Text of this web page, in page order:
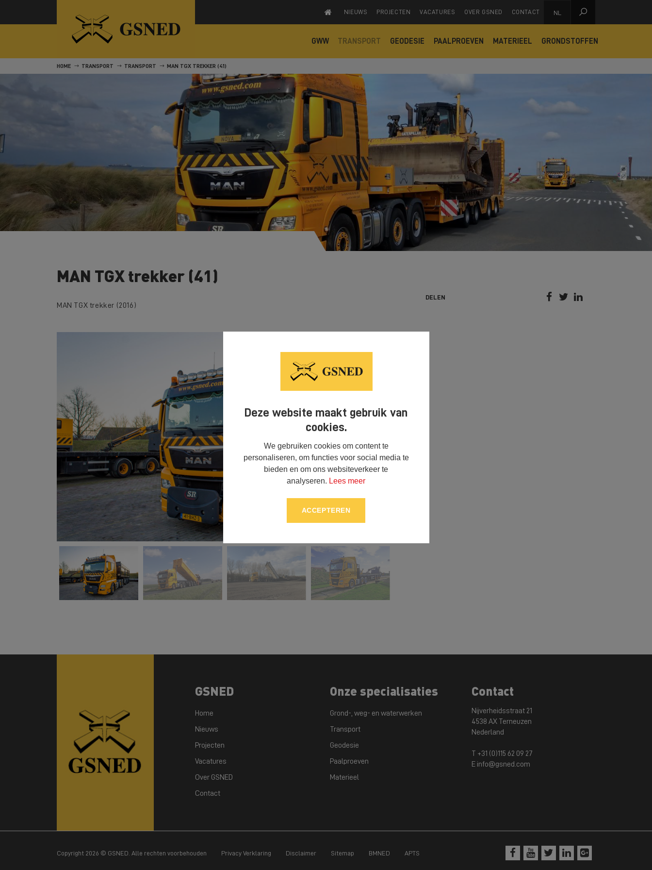
Deze website maakt gebruik van
cookies.
We gebruiken cookies om content te
personaliseren, om functies voor social media te
bieden en om ons websiteverkeer te
analyseren. Lees meer
ACCEPTEREN
NIEUWS PROJECTEN VACATURES OVER GSNED CONTACT NL 
GWW TRANSPORT GEODESIE PAALPROEVEN MATERIEEL GRONDSTOFFEN
HOME TRANSPORT TRANSPORT MAN TGX TREKKER (41)
MAN TGX trekker (41)
MAN TGX trekker (2016)
DELEN   
GSNED
Home
Nieuws
Projecten
Vacatures
Over GSNED
Contact
Onze specialisaties
Grond-, weg- en waterwerken
Transport
Geodesie
Paalproeven
Materieel
Contact
Nijverheidsstraat 21
4538 AX Terneuzen
Nederland
T +31 (0)115 62 09 27
E info@gsned.com
Copyright 2026 © GSNED. Alle rechten voorbehouden Privacy Verklaring Disclaimer Sitemap BMNED APTS     